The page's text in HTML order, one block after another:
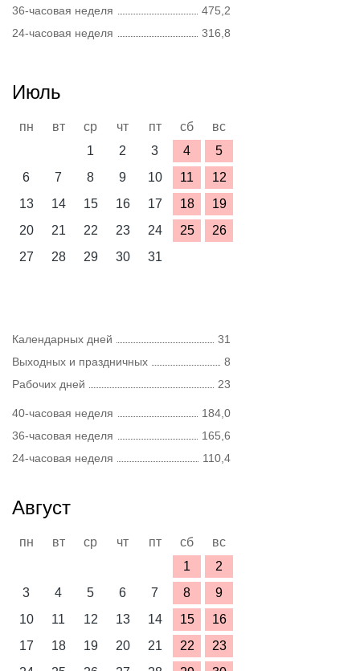
36-часовая неделя
475,2
24-часовая неделя
316,8
Июль
пн вт ср чт пт сб
вс
1
2 3 4
5
6
7 8 9 10 11
12
13
14 15 16 17 18
19
20
21 22 23 24 25
26
27
28 29 30 31
Календарных дней
31
Выходных и праздничных
8
Рабочих дней
23
40-часовая неделя
184,0
36-часовая неделя
165,6
24-часовая неделя
110,4
Август
пн вт ср чт пт сб
вс
1
2
3
4 5 6 7 8
9
10
11 12 13 14 15
16
17
18 19 20 21 22
23